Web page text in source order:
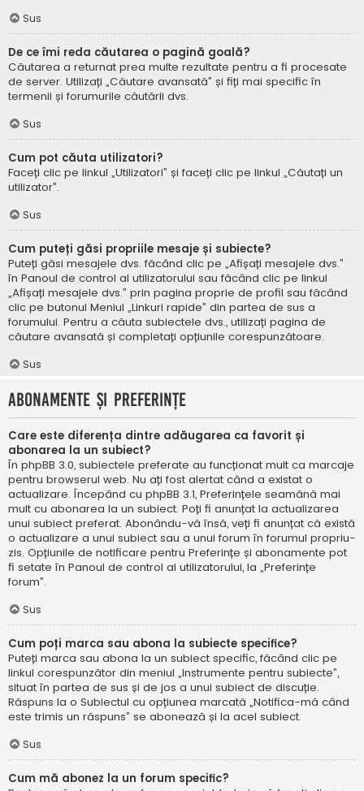
Sus
De ce îmi reda căutarea o pagină goală?
Căutarea a returnat prea multe rezultate pentru a fi procesate
de server. Utilizați „Căutare avansată” și fiți mai specific în
termenii și forumurile căutării dvs.
Sus
Cum pot căuta utilizatori?
Faceți clic pe linkul „Utilizatori” și faceți clic pe linkul „Căutați un
utilizator”.
Sus
Cum puteți găsi propriile mesaje și subiecte?
Puteți găsi mesajele dvs. făcând clic pe „Afișați mesajele dvs.”
în Panoul de control al utilizatorului sau făcând clic pe linkul
„Afișați mesajele dvs.” prin pagina proprie de profil sau făcând
clic pe butonul Meniul „Linkuri rapide” din partea de sus a
forumului. Pentru a căuta subiectele dvs., utilizați pagina de
căutare avansată și completați opțiunile corespunzătoare.
Sus
Abonamente și Preferințe
Care este diferența dintre adăugarea ca favorit și
abonarea la un subiect?
În phpBB 3.0, subiectele preferate au funcționat mult ca marcaje
pentru browserul web. Nu ați fost alertat când a existat o
actualizare. Începând cu phpBB 3.1, Preferințele seamănă mai
mult cu abonarea la un subiect. Poți fi anunțat la actualizarea
unui subiect preferat. Abonându-vă însă, veți fi anunțat că există
o actualizare a unui subiect sau a unui forum în forumul propriu-
zis. Opțiunile de notificare pentru Preferințe și abonamente pot
fi setate în Panoul de control al utilizatorului, la „Preferințe
forum”.
Sus
Cum poți marca sau abona la subiecte specifice?
Puteți marca sau abona la un subiect specific, făcând clic pe
linkul corespunzător din meniul „Instrumente pentru subiecte”,
situat în partea de sus și de jos a unui subiect de discuție.
Răspuns la o Subiectul cu opțiunea marcată „Notifica-mă când
este trimis un răspuns” se abonează și la acel subiect.
Sus
Cum mă abonez la un forum specific?